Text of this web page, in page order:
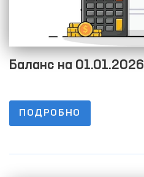
Баланс на 01.01.2026
ПОДРОБНО